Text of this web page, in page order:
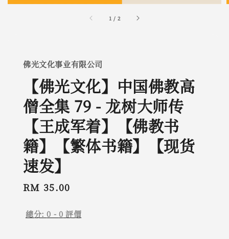
1 / 2
佛光文化事业有限公司
【佛光文化】中国佛教高
僧全集 79 - 龙树大师传
【王成军着】【佛教书
籍】【繁体书籍】【现货
速发】
Regular
RM 35.00
總分:0 - 0 評價